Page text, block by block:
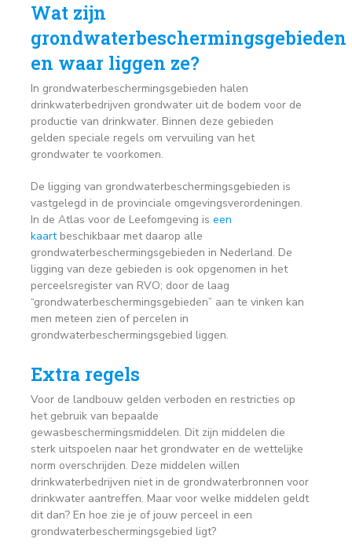
Wat zijn
grondwaterbeschermingsgebieden
en waar liggen ze?
In grondwaterbeschermingsgebieden halen
drinkwaterbedrijven grondwater uit de bodem voor de
productie van drinkwater. Binnen deze gebieden
gelden speciale regels om vervuiling van het
grondwater te voorkomen.
De ligging van grondwaterbeschermingsgebieden is
vastgelegd in de provinciale omgevingsverordeningen.
In de Atlas voor de Leefomgeving is een
kaartbeschikbaar met daarop alle
grondwaterbeschermingsgebieden in Nederland. De
ligging van deze gebieden is ook opgenomen in het
perceelsregister van RVO; door de laag
“grondwaterbeschermingsgebieden” aan te vinken kan
men meteen zien of percelen in
grondwaterbeschermingsgebied liggen.
Extra regels
Voor de landbouw gelden verboden en restricties op
het gebruik van bepaalde
gewasbeschermingsmiddelen. Dit zijn middelen die
sterk uitspoelen naar het grondwater en de wettelijke
norm overschrijden. Deze middelen willen
drinkwaterbedrijven niet in de grondwaterbronnen voor
drinkwater aantreffen. Maar voor welke middelen geldt
dit dan? En hoe zie je of jouw perceel in een
grondwaterbeschermingsgebied ligt?